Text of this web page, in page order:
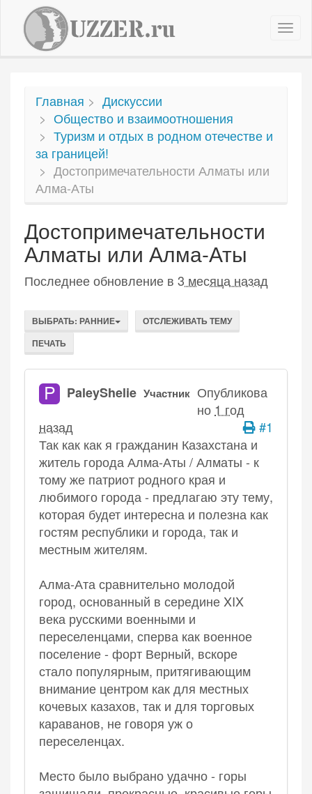
Главная
Дискуссии
Общество и взаимоотношения
Туризм и отдых в родном отечестве и
за границей!
Достопримечательности Алматы или
Алма-Аты
Достопримечательности
Алматы или Алма-Аты
Последнее обновление в 3 месяца назад
ВЫБРАТЬ: РАННИЕ
ОТСЛЕЖИВАТЬ ТЕМУ
ПЕЧАТЬ
P PaleyShelie Участник Опубликова
но 1 год
назад
#1
Так как как я гражданин Казахстана и
житель города Алма-Аты / Алматы - к
тому же патриот родного края и
любимого города - предлагаю эту тему,
которая будет интересна и полезна как
гостям республики и города, так и
местным жителям.
Алма-Ата сравнительно молодой
город, основанный в середине XIX
века русскими военными и
переселенцами, сперва как военное
поселение - форт Верный, вскоре
стало популярным, притягивающим
внимание центром как для местных
кочевых казахов, так и для торговых
караванов, не говоря уж о
переселенцах.
Место было выбрано удачно - горы